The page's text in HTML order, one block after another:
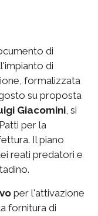
di
di
formalizzata
su proposta
Giacomini, si
per la
Il piano
reati predatori e
per l'attivazione
fornitura di